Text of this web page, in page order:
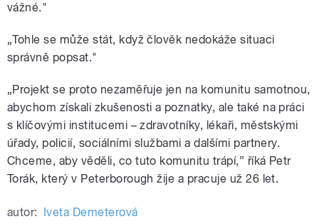
vážné."
„Tohle se může stát, když člověk nedokáže situaci
správně popsat."
„Projekt se proto nezaměřuje jen na komunitu samotnou,
abychom získali zkušenosti a poznatky, ale také na práci
s klíčovými institucemi – zdravotníky, lékaři, městskými
úřady, policií, sociálními službami a dalšími partnery.
Chceme, aby věděli, co tuto komunitu trápí,” říká Petr
Torák, který v Peterborough žije a pracuje už 26 let.
autor: Iveta Demeterová